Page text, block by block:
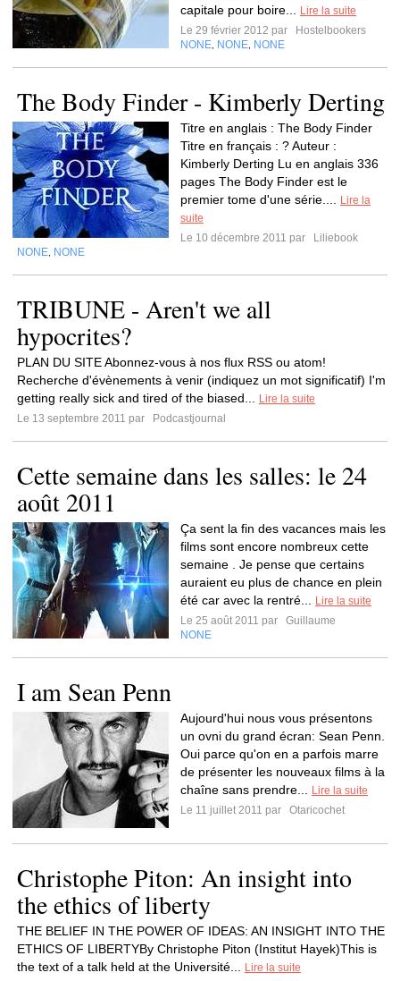
capitale pour boire...
Lire la suite
Le 29 février 2012 par
Hostelbookers
NONE NONE NONE
The Body Finder - Kimberly Derting
Titre en anglais : The Body Finder
Titre en français : ? Auteur :
Kimberly Derting Lu en anglais 336
pages The Body Finder est le
premier tome d'une série....
Lire la
suite
Le 10 décembre 2011 par
Liliebook
NONE NONE
TRIBUNE - Aren't we all
hypocrites?
PLAN DU SITE Abonnez-vous à nos flux RSS ou atom!
Recherche d'évènements à venir (indiquez un mot significatif) I'm
getting really sick and tired of the biased...
Lire la suite
Le 13 septembre 2011 par
Podcastjournal
Cette semaine dans les salles: le 24
août 2011
Ça sent la fin des vacances mais les
films sont encore nombreux cette
semaine . Je pense que certains
auraient eu plus de chance en plein
été car avec la rentré...
Lire la suite
Le 25 août 2011 par
Guillaume
NONE
I am Sean Penn
Aujourd'hui nous vous présentons
un ovni du grand écran: Sean Penn.
Oui parce qu'on en a parfois marre
de présenter les nouveaux films à la
chaîne sans prendre...
Lire la suite
Le 11 juillet 2011 par
Otaricochet
Christophe Piton: An insight into
the ethics of liberty
THE BELIEF IN THE POWER OF IDEAS: AN INSIGHT INTO THE
ETHICS OF LIBERTYBy Christophe Piton (Institut Hayek)This is
the text of a talk held at the Université...
Lire la suite